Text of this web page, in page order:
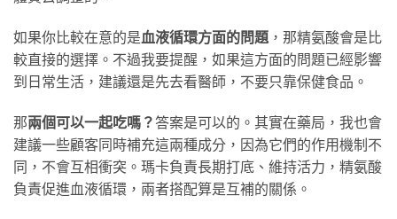
如果你比較在意的是血液循環方面的問題 ，那精氨酸會是比
較直接的選擇。不過我要提醒，如果這方面的問題已經影響
到日常生活，建議還是先去看醫師，不要只靠保健食品。
那兩個可以一起吃嗎？答案是可以的。其實在藥局，我也會
建議一些顧客同時補充這兩種成分，因為它們的作用機制不
同，不會互相衝突。瑪卡負責長期打底、維持活力，精氨酸
負責促進血液循環，兩者搭配算是互補的關係。